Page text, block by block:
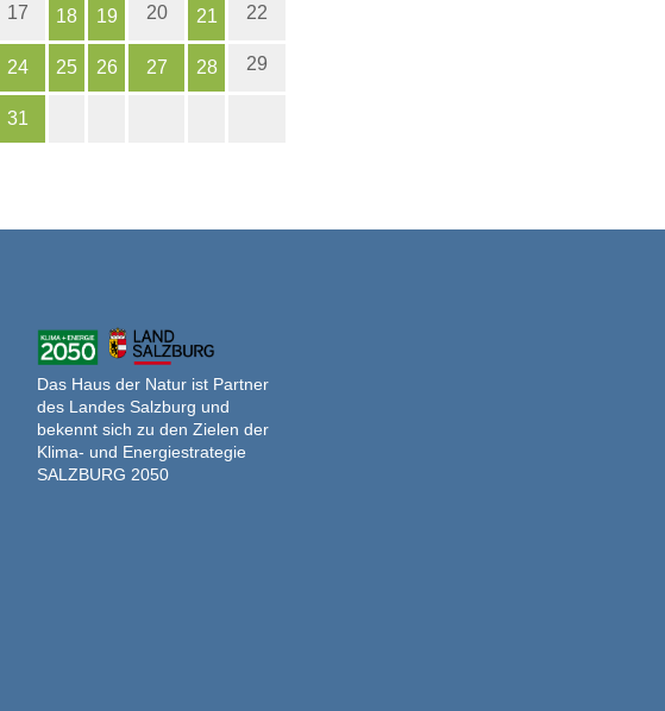
17 18 19 20 21 22
24 25 26 27 28 29
31
Das Haus der Natur ist Partner
des Landes Salzburg und
bekennt sich zu den Zielen der
Klima- und Energiestrategie
SALZBURG 2050